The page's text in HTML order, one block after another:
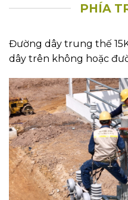
PHÍA
Đường dây trung thế
dây trên không hoặc